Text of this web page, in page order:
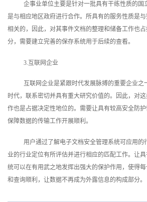
企事业单位主要是针对一批具有干练性质的国
是与相应地区政府进行合作。所具有的服务性质是
相关的，因此，对其事件文档的整理和储备工作也
分，需要建立完善的保存系统用于后续的查看。
3.互联网企业
互联网企业是紧跟时代发展脉搏的重要企业
时代，联系密切并具有重大研究价值的。因此，对
作也是占据决定性地位的。需要让具有较高安全防护
保障数据的传输工作开展顺利。
用户通过了解电子文档安全管理系统可应用的
业的行业定位有所评估并进行相应的匹配工作。让
统可以在有用武之地发挥出强大的保护作用，使得
和查询顺利，让数据不再成为外露信息的构成部分。